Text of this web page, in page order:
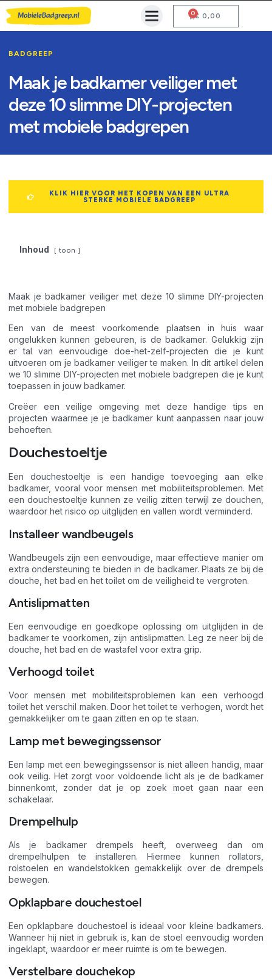
€ 0,00
0
BADGREEP
Maak je badkamer veiliger met
deze 10 slimme DIY-projecten
met mobiele badgrepen
KLIK HIER VOOR HET KOPEN VAN EEN ULTRA
STERKE MOBIELE BADGREEP
Inhoud toon
Maak je badkamer veiliger met deze 10 slimme DIY-projecten
met mobiele badgrepen
Een van de meest voorkomende plaatsen in huis waar
ongelukken kunnen gebeuren, is de badkamer. Gelukkig zijn
er tal van eenvoudige doe-het-zelf-projecten die je kunt
uitvoeren om je badkamer veiliger te maken. In dit artikel delen
we 10 slimme DIY-projecten met mobiele badgrepen die je kunt
toepassen in jouw badkamer.
Creëer een veilige omgeving met deze handige tips en
projecten waarmee je je badkamer kunt aanpassen naar jouw
behoeften.
Douchestoeltje
Een douchestoeltje is een handige toevoeging aan elke
badkamer, vooral voor mensen met mobiliteitsproblemen. Met
een douchestoeltje kunnen ze veilig zitten terwijl ze douchen,
waardoor het risico op uitglijden en vallen wordt verminderd.
Installeer wandbeugels
Wandbeugels zijn een eenvoudige, maar effectieve manier om
extra ondersteuning te bieden in de badkamer. Plaats ze bij de
douche, het bad en het toilet om de veiligheid te vergroten.
Antislipmatten
Een eenvoudige en goedkope oplossing om uitglijden in de
badkamer te voorkomen, zijn antislipmatten. Leg ze neer bij de
douche, het bad en de wastafel voor extra grip.
Verhoogd toilet
Voor mensen met mobiliteitsproblemen kan een verhoogd
toilet het verschil maken. Door het toilet te verhogen, wordt het
gemakkelijker om te gaan zitten en op te staan.
Lamp met bewegingssensor
Een lamp met een bewegingssensor is niet alleen handig, maar
ook veilig. Het zorgt voor voldoende licht als je de badkamer
binnenkomt, zonder dat je op zoek moet gaan naar een
schakelaar.
Drempelhulp
Als je badkamer drempels heeft, overweeg dan om
drempelhulpen te installeren. Hiermee kunnen rollators,
rolstoelen en wandelstokken gemakkelijk over de drempels
bewegen.
Opklapbare douchestoel
Een opklapbare douchestoel is ideaal voor kleine badkamers.
Wanneer hij niet in gebruik is, kan de stoel eenvoudig worden
ingeklapt, waardoor er meer ruimte is om te bewegen.
Verstelbare douchekop